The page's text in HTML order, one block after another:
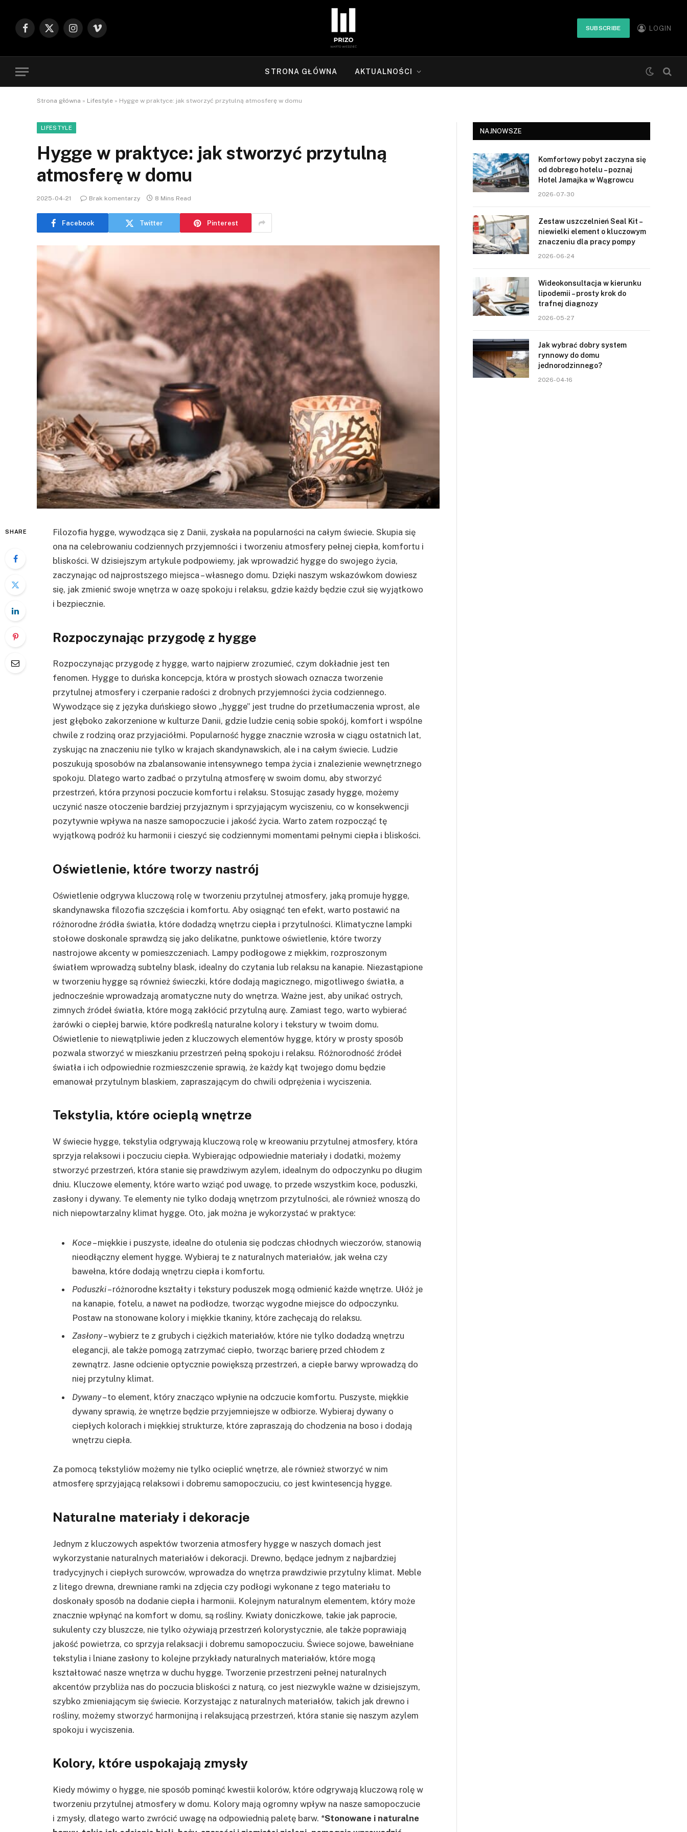
Facebook
X
Instagram
Vimeo
SUBSCRIBE LOGIN
STRONA GŁÓWNA AKTUALNOŚCI
Strona główna » Lifestyle » Hygge w praktyce: jak stworzyć przytulną atmosferę w domu
LIFESTYLE
Hygge w praktyce: jak stworzyć przytulną
atmosferę w domu
2025-04-21 Brak komentarzy 8 Mins Read
Facebook Twitter Pinterest
SHARE
Filozofia hygge, wywodząca się z Danii, zyskała na popularności na całym świecie. Skupia się
ona na celebrowaniu codziennych przyjemności i tworzeniu atmosfery pełnej ciepła, komfortu i
bliskości. W dzisiejszym artykule podpowiemy, jak wprowadzić hygge do swojego życia,
zaczynając od najprostszego miejsca – własnego domu. Dzięki naszym wskazówkom dowiesz
się, jak zmienić swoje wnętrza w oazę spokoju i relaksu, gdzie każdy będzie czuł się wyjątkowo
i bezpiecznie.
Rozpoczynając przygodę z hygge
Rozpoczynając przygodę z hygge, warto najpierw zrozumieć, czym dokładnie jest ten
fenomen. Hygge to duńska koncepcja, która w prostych słowach oznacza tworzenie
przytulnej atmosfery i czerpanie radości z drobnych przyjemności życia codziennego.
Wywodzące się z języka duńskiego słowo „hygge” jest trudne do przetłumaczenia wprost, ale
jest głęboko zakorzenione w kulturze Danii, gdzie ludzie cenią sobie spokój, komfort i wspólne
chwile z rodziną oraz przyjaciółmi. Popularność hygge znacznie wzrosła w ciągu ostatnich lat,
zyskując na znaczeniu nie tylko w krajach skandynawskich, ale i na całym świecie. Ludzie
poszukują sposobów na zbalansowanie intensywnego tempa życia i znalezienie wewnętrznego
spokoju. Dlatego warto zadbać o przytulną atmosferę w swoim domu, aby stworzyć
przestrzeń, która przynosi poczucie komfortu i relaksu. Stosując zasady hygge, możemy
uczynić nasze otoczenie bardziej przyjaznym i sprzyjającym wyciszeniu, co w konsekwencji
pozytywnie wpływa na nasze samopoczucie i jakość życia. Warto zatem rozpocząć tę
wyjątkową podróż ku harmonii i cieszyć się codziennymi momentami pełnymi ciepła i bliskości.
Oświetlenie, które tworzy nastrój
Oświetlenie odgrywa kluczową rolę w tworzeniu przytulnej atmosfery, jaką promuje hygge,
skandynawska filozofia szczęścia i komfortu. Aby osiągnąć ten efekt, warto postawić na
różnorodne źródła światła, które dodadzą wnętrzu ciepła i przytulności. Klimatyczne lampki
stołowe doskonale sprawdzą się jako delikatne, punktowe oświetlenie, które tworzy
nastrojowe akcenty w pomieszczeniach. Lampy podłogowe z miękkim, rozproszonym
światłem wprowadzą subtelny blask, idealny do czytania lub relaksu na kanapie. Niezastąpione
w tworzeniu hygge są również świeczki, które dodają magicznego, migotliwego światła, a
jednocześnie wprowadzają aromatyczne nuty do wnętrza. Ważne jest, aby unikać ostrych,
zimnych źródeł światła, które mogą zakłócić przytulną aurę. Zamiast tego, warto wybierać
żarówki o ciepłej barwie, które podkreślą naturalne kolory i tekstury w twoim domu.
Oświetlenie to niewątpliwie jeden z kluczowych elementów hygge, który w prosty sposób
pozwala stworzyć w mieszkaniu przestrzeń pełną spokoju i relaksu. Różnorodność źródeł
światła i ich odpowiednie rozmieszczenie sprawią, że każdy kąt twojego domu będzie
emanował przytulnym blaskiem, zapraszającym do chwili odprężenia i wyciszenia.
Tekstylia, które ocieplą wnętrze
W świecie hygge, tekstylia odgrywają kluczową rolę w kreowaniu przytulnej atmosfery, która
sprzyja relaksowi i poczuciu ciepła. Wybierając odpowiednie materiały i dodatki, możemy
stworzyć przestrzeń, która stanie się prawdziwym azylem, idealnym do odpoczynku po długim
dniu. Kluczowe elementy, które warto wziąć pod uwagę, to przede wszystkim koce, poduszki,
zasłony i dywany. Te elementy nie tylko dodają wnętrzom przytulności, ale również wnoszą do
nich niepowtarzalny klimat hygge. Oto, jak można je wykorzystać w praktyce:
Koce– miękkie i puszyste, idealne do otulenia się podczas chłodnych wieczorów, stanowią
nieodłączny element hygge. Wybieraj te z naturalnych materiałów, jak wełna czy
bawełna, które dodają wnętrzu ciepła i komfortu.
Poduszki– różnorodne kształty i tekstury poduszek mogą odmienić każde wnętrze. Ułóż je
na kanapie, fotelu, a nawet na podłodze, tworząc wygodne miejsce do odpoczynku.
Postaw na stonowane kolory i miękkie tkaniny, które zachęcają do relaksu.
Zasłony– wybierz te z grubych i ciężkich materiałów, które nie tylko dodadzą wnętrzu
elegancji, ale także pomogą zatrzymać ciepło, tworząc barierę przed chłodem z
zewnątrz. Jasne odcienie optycznie powiększą przestrzeń, a ciepłe barwy wprowadzą do
niej przytulny klimat.
Dywany– to element, który znacząco wpłynie na odczucie komfortu. Puszyste, miękkie
dywany sprawią, że wnętrze będzie przyjemniejsze w odbiorze. Wybieraj dywany o
ciepłych kolorach i miękkiej strukturze, które zapraszają do chodzenia na boso i dodają
wnętrzu ciepła.
Za pomocą tekstyliów możemy nie tylko ocieplić wnętrze, ale również stworzyć w nim
atmosferę sprzyjającą relaksowi i dobremu samopoczuciu, co jest kwintesencją hygge.
Naturalne materiały i dekoracje
Jednym z kluczowych aspektów tworzenia atmosfery hygge w naszych domach jest
wykorzystanie naturalnych materiałów i dekoracji. Drewno, będące jednym z najbardziej
tradycyjnych i ciepłych surowców, wprowadza do wnętrza prawdziwie przytulny klimat. Meble
z litego drewna, drewniane ramki na zdjęcia czy podłogi wykonane z tego materiału to
doskonały sposób na dodanie ciepła i harmonii. Kolejnym naturalnym elementem, który może
znacznie wpłynąć na komfort w domu, są rośliny. Kwiaty doniczkowe, takie jak paprocie,
sukulenty czy bluszcze, nie tylko ożywiają przestrzeń kolorystycznie, ale także poprawiają
jakość powietrza, co sprzyja relaksacji i dobremu samopoczuciu. Świece sojowe, bawełniane
tekstylia i lniane zasłony to kolejne przykłady naturalnych materiałów, które mogą
kształtować nasze wnętrza w duchu hygge. Tworzenie przestrzeni pełnej naturalnych
akcentów przybliża nas do poczucia bliskości z naturą, co jest niezwykle ważne w dzisiejszym,
szybko zmieniającym się świecie. Korzystając z naturalnych materiałów, takich jak drewno i
rośliny, możemy stworzyć harmonijną i relaksującą przestrzeń, która stanie się naszym azylem
spokoju i wyciszenia.
Kolory, które uspokajają zmysły
Kiedy mówimy o hygge, nie sposób pominąć kwestii kolorów, które odgrywają kluczową rolę w
tworzeniu przytulnej atmosfery w domu. Kolory mają ogromny wpływ na nasze samopoczucie
i zmysły, dlatego warto zwrócić uwagę na odpowiednią paletę barw. *Stonowane i naturalne
NAJNOWSZE
Komfortowy pobyt zaczyna się
od dobrego hotelu – poznaj
Hotel Jamajka w Wągrowcu
2026-07-30
Zestaw uszczelnień Seal Kit –
niewielki element o kluczowym
znaczeniu dla pracy pompy
2026-06-24
Wideokonsultacja w kierunku
lipodemii – prosty krok do
trafnej diagnozy
2026-05-27
Jak wybrać dobry system
rynnowy do domu
jednorodzinnego?
2026-04-16